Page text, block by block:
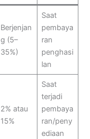
Berjenjan
g (5–
35%)
Saat
pembaya
ran
penghasi
lan
2% atau
15%
Saat
terjadi
pembaya
ran/peny
ediaan